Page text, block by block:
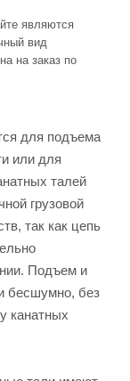
являются
вид
на заказ по
для подъема
или для
талей
грузовой
так как цепь
Подъем и
бесшумно, без
канатных